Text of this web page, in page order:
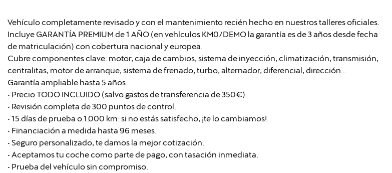
Vehículo completamente revisado y con el mantenimiento recién hecho en nuestros talleres oficiales.
Incluye GARANTÍA PREMIUM de 1 AÑO (en vehículos KM0/DEMO la garantía es de 3 años desde fecha
de matriculación) con cobertura nacional y europea.
Cubre componentes clave: motor, caja de cambios, sistema de inyección, climatización, transmisión,
centralitas, motor de arranque, sistema de frenado, turbo, alternador, diferencial, dirección…
Garantía ampliable hasta 5 años.
• Precio TODO INCLUIDO (salvo gastos de transferencia de 350€).
• Revisión completa de 300 puntos de control.
• 15 días de prueba o 1.000 km: si no estás satisfecho, ¡te lo cambiamos!
• Financiación a medida hasta 96 meses.
• Seguro personalizado, te damos la mejor cotización.
• Aceptamos tu coche como parte de pago, con tasación inmediata.
• Prueba del vehículo sin compromiso.